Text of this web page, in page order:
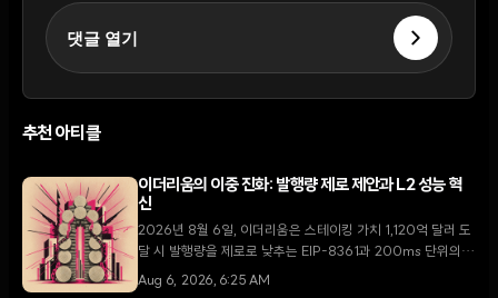
댓글 열기
추천 아티클
이더리움의 이중 진화: 발행량 제로 제안과 L2 성능 혁
신
2026년 8월 6일, 이더리움은 스테이킹 가치 1,120억 달러 도
달 시 발행량을 제로로 낮추는 EIP-8361과 200ms 단위의
거래 확정을 가능케 하는 플래시블록 도입으로 중대한 전환점
Aug 6, 2026, 6:25 AM